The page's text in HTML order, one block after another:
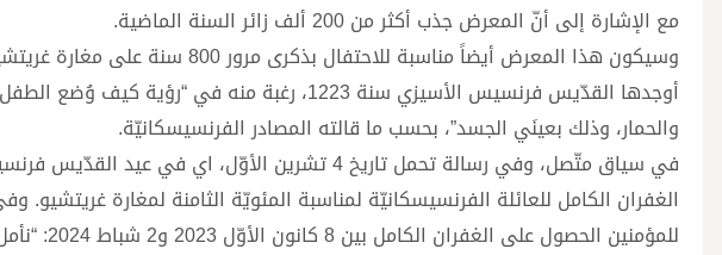
مع الإشارة إلى أنّ المعرض جذب أكثر من 200 ألف زائر السنة الماضية.
وسيكون هذا المعرض أيضاً مناسبة
أوجدها القدّيس فرنسيس الأسيزي سنة 1223، رغبة
والحمار، وذلك بعينَي الجسد”، بحسب ما قالته المصادر الفرنسيسكانيّة.
في سياق متّصل، وفي رسالة تحمل تاريخ 4 تشرين
الغفران الكامل للعائلة الفرنسيسكانيّة لمناسبة المئويّة الثامنة لمغارة
للمؤمنين الحصول على الغفران الكامل بين 8 كانون الأوّل 2023 و2 شباط 2024: “نأمل أن تكون هذه مناسبة شراكة وتجدّد لكلّ أخ وأخت”.